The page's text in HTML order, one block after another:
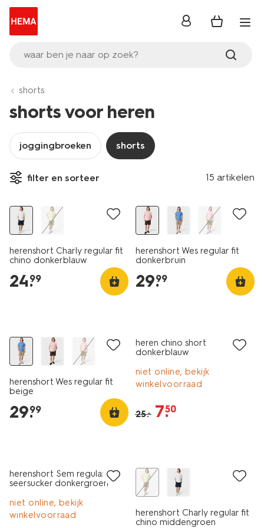
waar ben je naar op zoek?
inloggen
shorts
shorts voor heren
joggingbroeken shorts
filter en sorteer 15 artikelen
herenshort Charly regular fit
chino donkerblauw
24.
99
herenshort Wes regular fit
donkerbruin
29.
99
herenshort Wes regular fit
beige
29.
99
heren chino short
donkerblauw
niet online, bekijk
winkelvoorraad
25.– 7.
50
herenshort Sem regular fit
seersucker donkergroen
niet online, bekijk
winkelvoorraad
herenshort Charly regular fit
chino middengroen